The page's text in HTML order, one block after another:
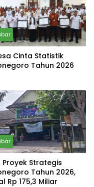
Cinta Statistik
Tahun 2026
Proyek Strategis
Tahun 2026,
Rp 175,3 Miliar